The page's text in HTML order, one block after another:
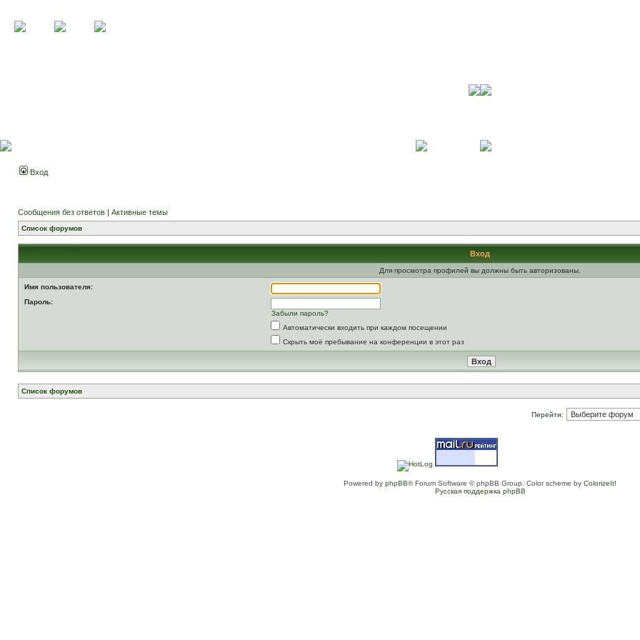
Вход
Сообщения без ответов | Активные темы
Список форумов
Вход
Для просмотра профилей вы должны быть авторизованы.
Имя пользователя:
Пароль:
Забыли пароль?
Автоматически входить при каждом посещении
Скрыть моё пребывание на конференции в этот раз
Список форумов
Перейти:
Powered by phpBB® Forum Software © phpBB Group. Color scheme by ColorizeIt!
Русская поддержка phpBB